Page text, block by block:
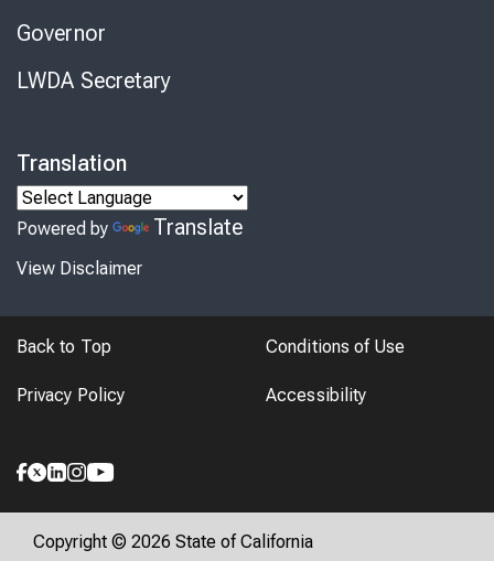
Governor
LWDA Secretary
Translation
Powered by Translate
View Disclaimer
Back to Top Conditions of Use
Privacy Policy Accessibility
Copyright © 2026 State of California